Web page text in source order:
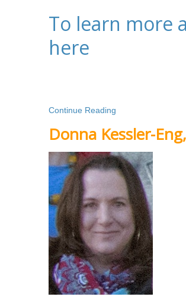
To learn more
here
Continue Reading
Donna Kessler-